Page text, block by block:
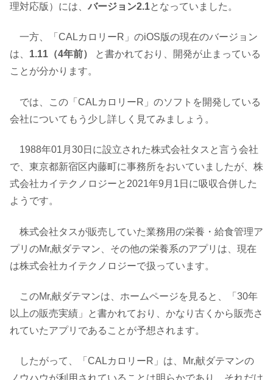
理対応版）には、 バージョン2.1となっていました。
一方、「CALカロリーR」のiOS版の現在のバージョン
は、 1.11（4年前）
と書かれており、開発が止まっている
ことが分かります。
では、この「CALカロリーR」のソフトを開発している
会社についてもう少し詳しく見てみましょう。
1988年01月30日に設立された株式会社タスと言う会社
で、東京都新宿区内藤町に事務所をおいていましたが、株
式会社カイテクノロジーと2021年9月1日に吸収合併した
ようです。
株式会社タスが販売していた業務用の栄養・給食管理ア
プリのMr,献ダテマン、その他の栄養系のアプリは、現在
は株式会社カイテクノロジーで扱っています。
このMr,献ダテマンは、ホームページを見ると、「30年
以上の販売実績」と書かれており、かなり古くから販売さ
れていたアプリであることが予想されます。
したがって、「CALカロリーR」は、Mr,献ダテマンの